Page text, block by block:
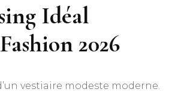
Idéal
2026
vestiaire modeste moderne.